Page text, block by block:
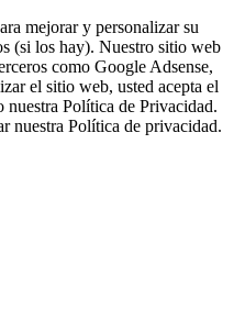
mejorar y personalizar su
(si los hay). Nuestro sitio web
como Google Adsense,
el sitio web, usted acepta el
nuestra Política de Privacidad.
nuestra Política de privacidad.